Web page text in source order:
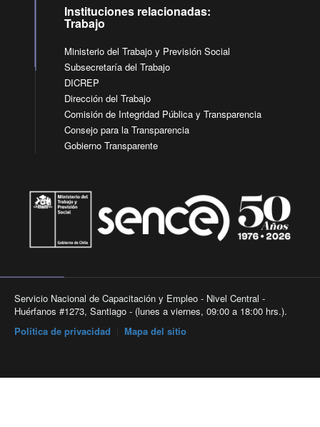
Instituciones relacionadas:
Trabajo
Ministerio del Trabajo y Previsión Social
Subsecretaría del Trabajo
DICREP
Dirección del Trabajo
Comisión de Integridad Pública y Transparencia
Consejo para la Transparencia
Gobierno Transparente
Servicio Nacional de Capacitación y Empleo - Nivel Central -
Huérfanos #1273, Santiago - (lunes a viernes, 09:00 a 18:00 hrs.).
Política de privacidad
Mapa del sitio